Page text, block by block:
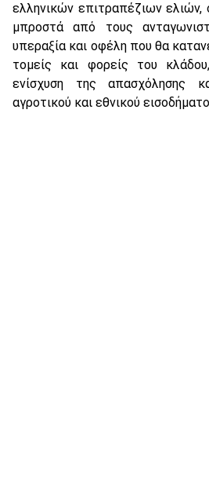
ελληνικών επιτραπέζιων
μπροστά από τους
υπεραξία και οφέλη που θα
τομείς και φορείς του
ενίσχυση της απασχόλησης
αγροτικού και εθνικού